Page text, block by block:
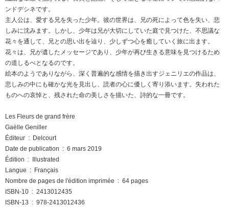
ンドデシネです。
主人公は、愛する兄を失った少年。彼の世界は、兄の死によって色を失い、悲
しみに沈みます。しかし、少年は兄が大切にしていた庭で見つけた、不思議な
花々を通して、兄との思い出を辿り、少しずつ心を癒していく旅に出ます。
花々は、兄が遺したメッセージであり、少年が再び生きる意味を見つけるため
の道しるべとなるのです。
絵本のようでありながら、深く普遍的な感情を描き出すジェニリエの作品は、
悲しみの中にも確かな光を見出し、読者の心に優しく寄り添います。失われた
ものへの哀悼と、残された命の美しさを描いた、詩的な一冊です。
Les Fleurs de grand frère
Gaëlle Geniller
Éditeur ‏ : ‎ Delcourt
Date de publication ‏ : ‎ 6 mars 2019
Édition ‏ : ‎ Illustrated
Langue ‏ : ‎ Français
Nombre de pages de l'édition imprimée ‏ : ‎ 64 pages
ISBN-10 ‏ : ‎ 2413012435
ISBN-13 ‏ : ‎ 978-2413012436